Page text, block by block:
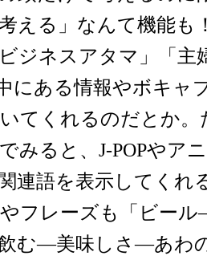
考える」なんて機能
ジネスアタマ」「主
にある情報やボキャ
てくれるのだとか。
みると、J-POPやア
連語を表示してくれ
やフレーズも「ビー
む―美味しさ―あわ